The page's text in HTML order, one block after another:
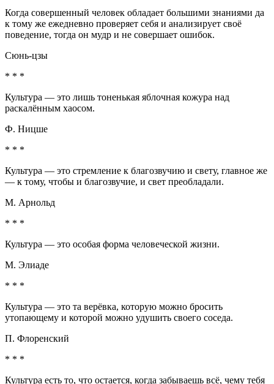
Когда совершенный человек обладает большими знаниями да
к тому же ежедневно проверяет себя и анализирует своё
поведение, тогда он мудр и не совершает ошибок.
Сюнь-цзы
* * *
Культура — это лишь тоненькая яблочная кожура над
раскалённым хаосом.
Ф. Ницше
* * *
Культура — это стремление к благозвучию и свету, главное же
— к тому, чтобы и благозвучие, и свет преобладали.
М. Арнольд
* * *
Культура — это особая форма человеческой жизни.
М. Элиаде
* * *
Культура — это та верёвка, которую можно бросить
утопающему и которой можно удушить своего соседа.
П. Флоренский
* * *
Культура есть то, что остается, когда забываешь всё, чему тебя